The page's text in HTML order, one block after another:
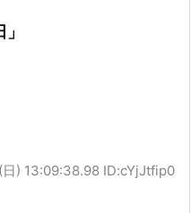
) 13:09:38.98 ID:cYjJtfip0